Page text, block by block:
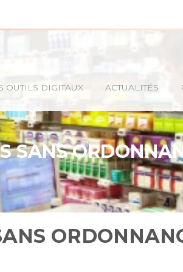
OUTILS DIGITAUX ACTUALITÉS
SANS